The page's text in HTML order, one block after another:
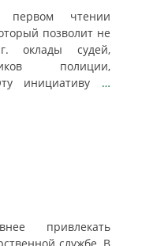
чтении
позволит не
оклады судей,
полиции,
инициативу …
привлекать